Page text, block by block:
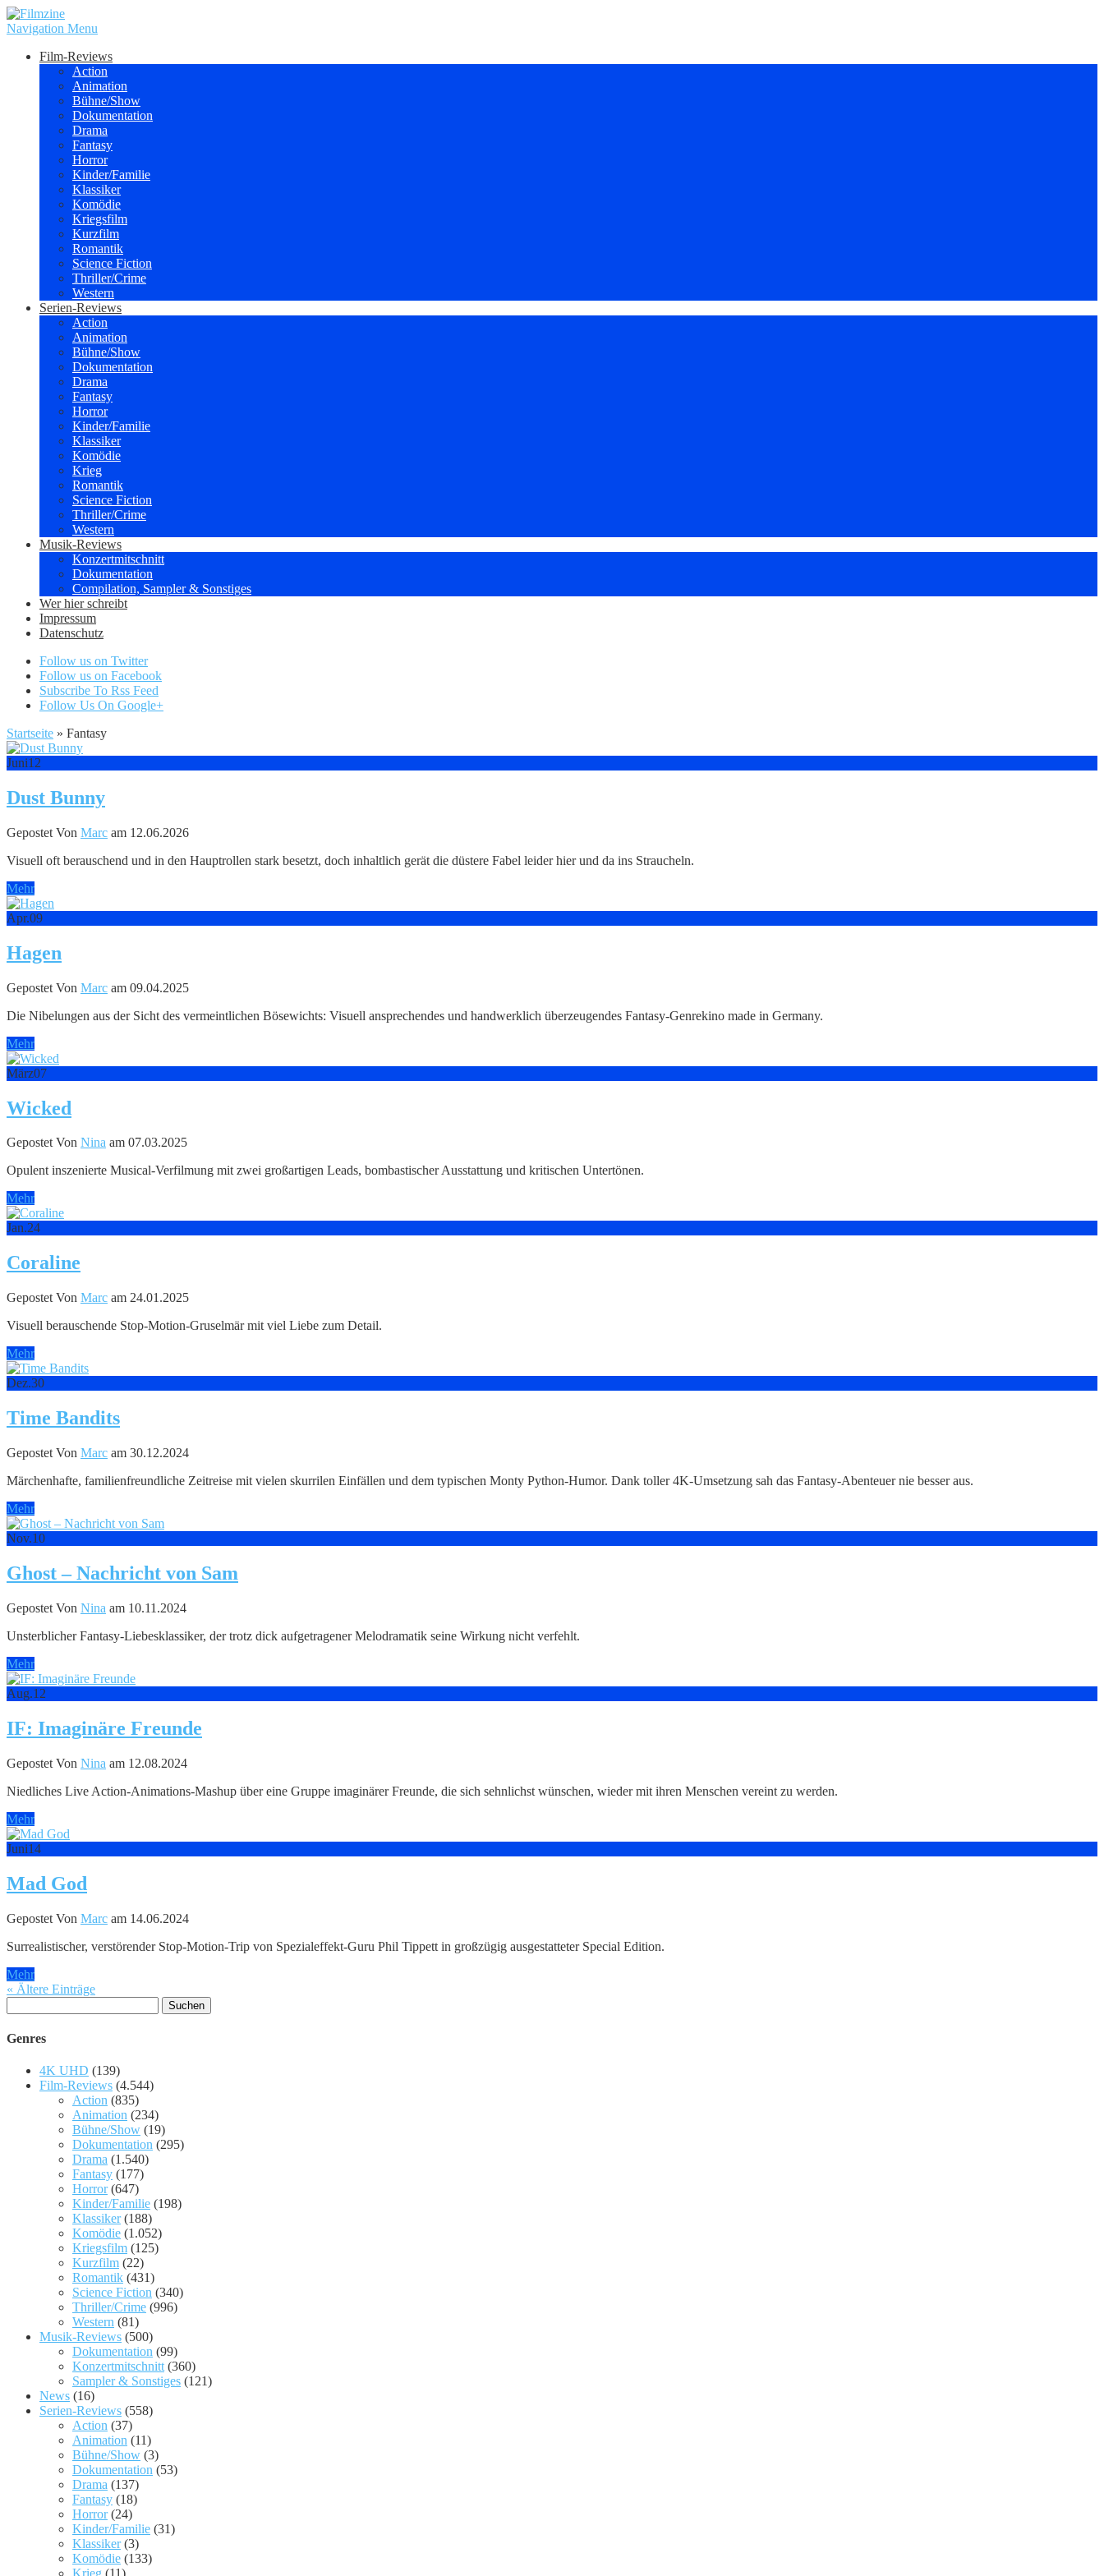
Navigation Menu
Film-Reviews
Action
Animation
Bühne/Show
Dokumentation
Drama
Fantasy
Horror
Kinder/Familie
Klassiker
Komödie
Kriegsfilm
Kurzfilm
Romantik
Science Fiction
Thriller/Crime
Western
Serien-Reviews
Action
Animation
Bühne/Show
Dokumentation
Drama
Fantasy
Horror
Kinder/Familie
Klassiker
Komödie
Krieg
Romantik
Science Fiction
Thriller/Crime
Western
Musik-Reviews
Konzertmitschnitt
Dokumentation
Compilation, Sampler & Sonstiges
Wer hier schreibt
Impressum
Datenschutz
Follow us on Twitter
Follow us on Facebook
Subscribe To Rss Feed
Follow Us On Google+
Startseite » Fantasy
Juni12
Dust Bunny
Gepostet Von Marc am 12.06.2026
Visuell oft berauschend und in den Hauptrollen stark besetzt, doch inhaltlich gerät die düstere Fabel leider hier und da ins Straucheln.
Mehr
Apr.09
Hagen
Gepostet Von Marc am 09.04.2025
Die Nibelungen aus der Sicht des vermeintlichen Bösewichts: Visuell ansprechendes und handwerklich überzeugendes Fantasy-Genrekino made in Germany.
Mehr
März07
Wicked
Gepostet Von Nina am 07.03.2025
Opulent inszenierte Musical-Verfilmung mit zwei großartigen Leads, bombastischer Ausstattung und kritischen Untertönen.
Mehr
Jan.24
Coraline
Gepostet Von Marc am 24.01.2025
Visuell berauschende Stop-Motion-Gruselmär mit viel Liebe zum Detail.
Mehr
Dez.30
Time Bandits
Gepostet Von Marc am 30.12.2024
Märchenhafte, familienfreundliche Zeitreise mit vielen skurrilen Einfällen und dem typischen Monty Python-Humor. Dank toller 4K-Umsetzung sah das Fantasy-Abenteuer nie besser aus.
Mehr
Nov.10
Ghost – Nachricht von Sam
Gepostet Von Nina am 10.11.2024
Unsterblicher Fantasy-Liebesklassiker, der trotz dick aufgetragener Melodramatik seine Wirkung nicht verfehlt.
Mehr
Aug.12
IF: Imaginäre Freunde
Gepostet Von Nina am 12.08.2024
Niedliches Live Action-Animations-Mashup über eine Gruppe imaginärer Freunde, die sich sehnlichst wünschen, wieder mit ihren Menschen vereint zu werden.
Mehr
Juni14
Mad God
Gepostet Von Marc am 14.06.2024
Surrealistischer, verstörender Stop-Motion-Trip von Spezialeffekt-Guru Phil Tippett in großzügig ausgestatteter Special Edition.
Mehr
« Ältere Einträge
nach:
Genres
4K UHD (139)
Film-Reviews (4.544)
Action (835)
Animation (234)
Bühne/Show (19)
Dokumentation (295)
Drama (1.540)
Fantasy (177)
Horror(647)
Kinder/Familie (198)
Klassiker(188)
Komödie (1.052)
Kriegsfilm (125)
Kurzfilm (22)
Romantik (431)
Science Fiction (340)
Thriller/Crime (996)
Western (81)
Musik-Reviews (500)
Dokumentation (99)
Konzertmitschnitt (360)
Sampler & Sonstiges (121)
News (16)
Serien-Reviews (558)
Action (37)
Animation (11)
Bühne/Show (3)
Dokumentation (53)
Drama (137)
Fantasy (18)
Horror(24)
Kinder/Familie (31)
Klassiker(3)
Komödie (133)
Krieg (11)